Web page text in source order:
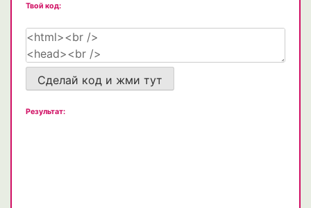
Твой код:
Сделай код и жми тут
Результат: